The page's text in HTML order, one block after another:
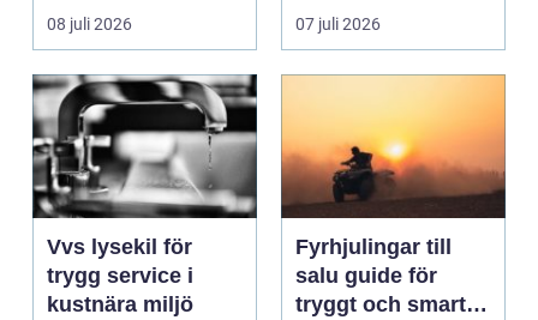
08 juli 2026
ladda hemma på ett
säk...
07 juli 2026
Vvs lysekil för
trygg service i
kustnära miljö
Fyrhjulingar till
salu guide för
tryggt och smart